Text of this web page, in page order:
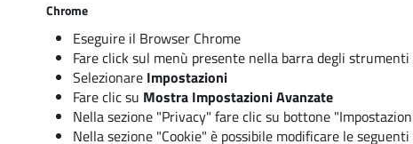
Chrome
Eseguire il Browser Chrome
Fare click sul menù presente nella barra degli
Selezionare Impostazioni
Fare clic su Mostra Impostazioni Avanzate
Nella sezione "Privacy" fare clic su bottone
Nella sezione "Cookie" è possibile modificare le